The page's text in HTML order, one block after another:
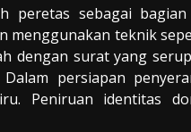
peretas sebagai
menggunakan teknik
dengan surat yang
persiapan
Peniruan identitas